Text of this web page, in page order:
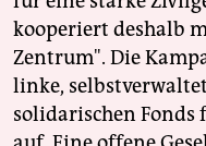
kooperiert deshalb
Zentrum". Die
linke,
solidarischen Fonds